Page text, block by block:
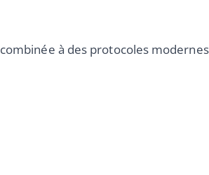
combinée à des protocoles